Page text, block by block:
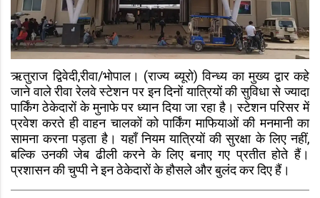
ऋतुराज द्विवेदी,रीवा/भोपाल। (राज्य ब्यूरो) विन्ध्य का मुख्य द्वार कहे
जाने वाले रीवा रेलवे स्टेशन पर इन दिनों यात्रियों की सुविधा से ज्यादा
पार्किंग ठेकेदारों के मुनाफे पर ध्यान दिया जा रहा है। स्टेशन परिसर में
प्रवेश करते ही वाहन चालकों को पार्किंग माफियाओं की मनमानी का
सामना करना पड़ता है। यहाँ नियम यात्रियों की सुरक्षा के लिए नहीं,
बल्कि उनकी जेब ढीली करने के लिए बनाए गए प्रतीत होते हैं।
प्रशासन की चुप्पी ने इन ठेकेदारों के हौसले और बुलंद कर दिए हैं।